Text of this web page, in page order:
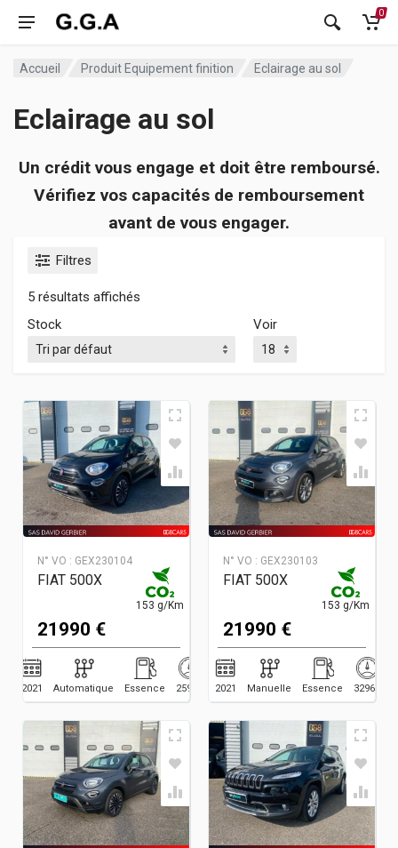
0
Accueil Produit Equipement finition Eclairage au sol
Eclairage au sol
Un crédit vous engage et doit être remboursé.
Vérifiez vos capacités de remboursement
avant de vous engager.
Filtres
5 résultats affichés
Stock
Voir
N° VO : GEX230104
FIAT 500X
153 g/Km
21990 €
2021 Automatique Essence 25929
N° VO : GEX230103
FIAT 500X
153 g/Km
21990 €
2021 Manuelle Essence 32969